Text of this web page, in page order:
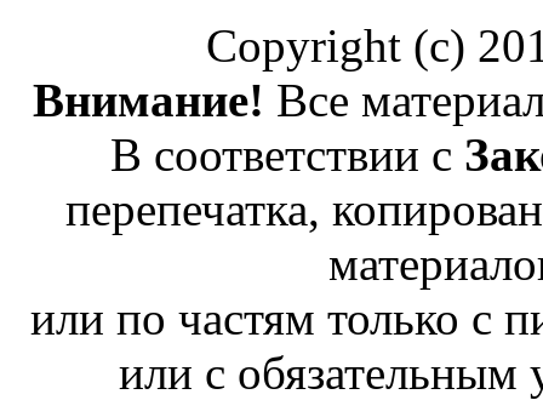
Copyright (c)
Внимание! Все
В соответствии с
перепечатка,
или по частям только с
или с